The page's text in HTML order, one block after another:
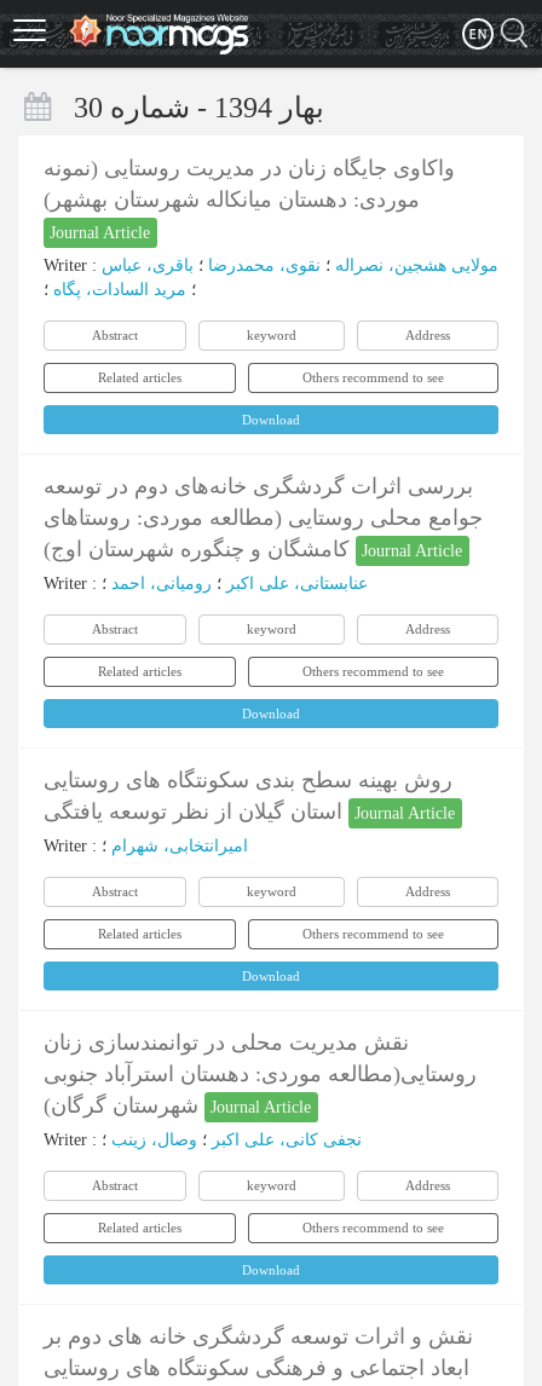
Skip
to
main
بهار 1394 - شماره 30
واکاوی جایگاه زنان در مدیریت روستایی (نمونه
موردی: دهستان میانکاله شهرستان بهشهر)
Journal Article
Writer : مولایی هشجین، نصراله ؛ نقوی، محمدرضا ؛ باقری، عباس
؛ مرید السادات، پگاه ؛
Abstract keyword Address
Related articles Others recommend to see
Download
بررسی اثرات گردشگری خانه‌های دوم در توسعه
جوامع محلی روستایی (مطالعه موردی: روستاهای
Journal Article
Writer : عنابستانی، علی اکبر ؛ رومیانی، احمد ؛
Abstract keyword Address
Related articles Others recommend to see
Download
روش بهینه سطح بندی سکونتگاه های روستایی
Journal Article
Writer : امیرانتخابی، شهرام ؛
Abstract keyword Address
Related articles Others recommend to see
Download
نقش مدیریت محلی در توانمندسازی زنان
روستایی(مطالعه موردی: دهستان استرآباد جنوبی
Journal Article
Writer : نجفی کانی، علی اکبر ؛ وصال، زینب ؛
Abstract keyword Address
Related articles Others recommend to see
Download
نقش و اثرات توسعه گردشگری خانه های دوم بر
ابعاد اجتماعی و فرهنگی سکونتگاه های روستایی